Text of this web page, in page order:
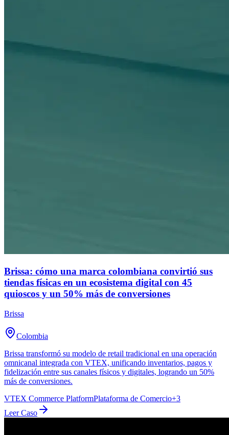
Brissa: cómo una marca colombiana convirtió sus
tiendas físicas en un ecosistema digital con 45
quioscos y un 50% más de conversiones
Brissa
Colombia
Brissa transformó su modelo de retail tradicional en una operación
omnicanal integrada con VTEX, unificando inventarios, pagos y
fidelización entre sus canales físicos y digitales, logrando un 50%
más de conversiones.
VTEX Commerce PlatformPlataforma de Comercio+3
Leer Caso